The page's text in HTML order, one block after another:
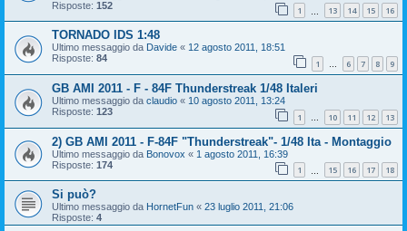
Risposte: 152 1 13 14 15 16
TORNADO IDS 1:48
Ultimo messaggio da Davide « 12 agosto 2011, 18:51
Risposte: 84 1 … 6 7 8 9
GB AMI 2011 - F - 84F Thunderstreak 1/48 Italeri
Ultimo messaggio da claudio « 10 agosto 2011, 13:24
Risposte: 123 1 10 11 12 13
2) GB AMI 2011 - F-84F "Thunderstreak"- 1/48 Ita - Montaggio
Ultimo messaggio da Bonovox « 1 agosto 2011, 16:39
Risposte: 174 1 15 16 17 18
Si può?
Ultimo messaggio da HornetFun « 23 luglio 2011, 21:06
Risposte: 4